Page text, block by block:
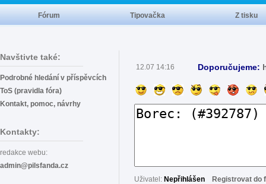
Navštivte také:
Podrobné hledání v příspěvcích
ToS (pravidla fóra)
Kontakt, pomoc, návrhy
Kontakty:
redakce webu:
admin@pilsfanda.cz
12.07 14:16 Doporučujeme:
Uživatel: Nepřihlášen Registrovat do
Fórum Tipovačka Z tisku